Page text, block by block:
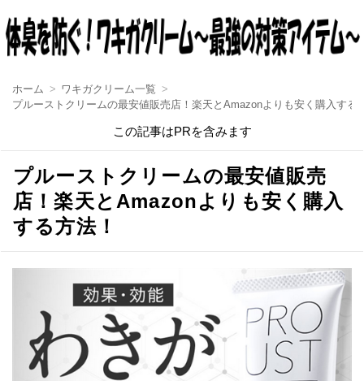
ホーム
ワキガクリーム一覧
プルーストクリームの最安値販売店！楽天とAmazonよりも安く購入する
この記事はPRを含みます
プルーストクリームの最安値販売
店！楽天とAmazonよりも安く購入
する方法！